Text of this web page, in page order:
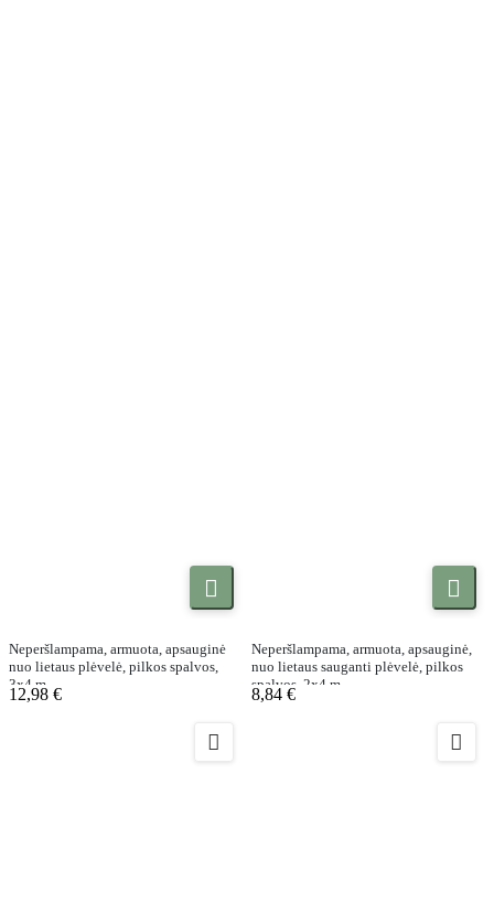

Neperšlampama, armuota, apsauginė
nuo lietaus plėvelė, pilkos spalvos,
3x4 m
12,98 €

Neperšlampama, armuota, apsauginė,
nuo lietaus sauganti plėvelė, pilkos
spalvos, 2x4 m
8,84 €
 